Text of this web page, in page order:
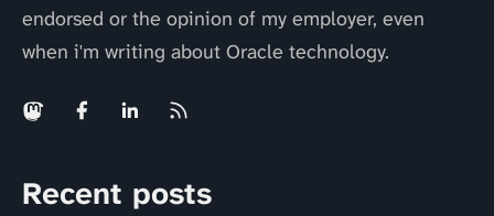
endorsed or the opinion of my employer, even
when i'm writing about Oracle technology.
Recent posts